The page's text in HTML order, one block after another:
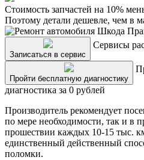
Стоимость запчастей на 10%
Поэтому детали дешевле, чем в
Записаться в сервис
Сервисы
Пройти бесплатную диагностику
диагностика за 0 рублей
Производитель рекомендует
по мере необходимости, так и в
прошествии каждых 10-15 тыс.
единственный действенный
поломки.